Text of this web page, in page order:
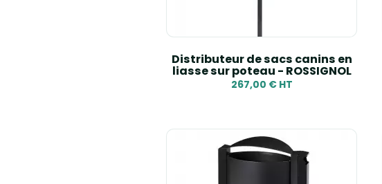
Distributeur de sacs canins en
liasse sur poteau - ROSSIGNOL
267,00 € HT